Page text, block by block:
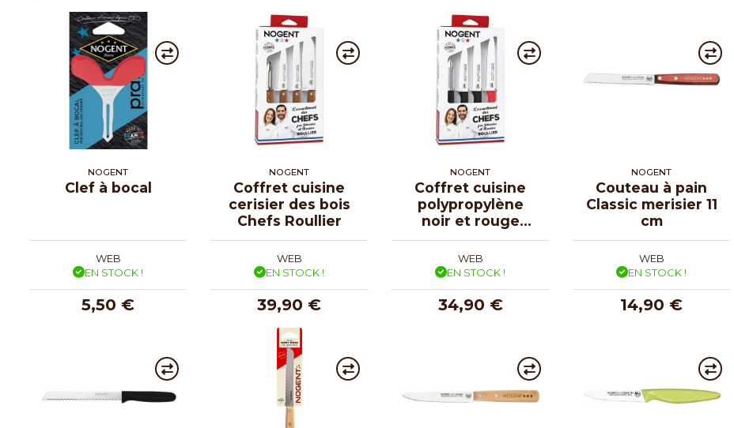
NOGENT
Clef à bocal
WEB
EN STOCK !
5,50 €
NOGENT
Coffret cuisine
cerisier des bois
Chefs Roullier
WEB
EN STOCK !
39,90 €
NOGENT
Coffret cuisine
polypropylène
noir et rouge
Chefs Roullier
WEB
EN STOCK !
34,90 €
NOGENT
Couteau à pain
Classic merisier 11
cm
WEB
EN STOCK !
14,90 €